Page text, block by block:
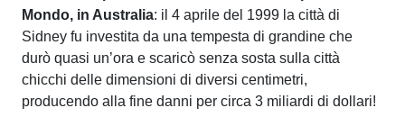
Mondo, in Australia: il 4 aprile del 1999 la città di
Sidney fu investita da una tempesta di grandine che
durò quasi un’ora e scaricò senza sosta sulla città
chicchi delle dimensioni di diversi centimetri,
producendo alla fine danni per circa 3 miliardi di dollari!